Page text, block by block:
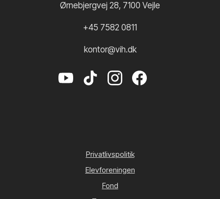
Ørnebjergvej 28, 7100 Vejle
+45 7582 0811
kontor@vih.dk
Privatlivspolitik
Elevforeningen
Fond